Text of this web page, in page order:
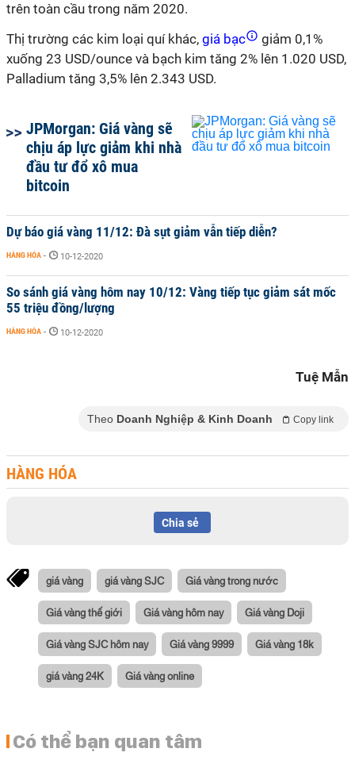
trên toàn cầu trong năm 2020.
Thị trường các kim loại quí khác, giá bạc
giảm 0,1%
xuống 23 USD/ounce và bạch kim tăng 2% lên 1.020 USD,
Palladium tăng 3,5% lên 2.343 USD.
JPMorgan: Giá vàng sẽ
chịu áp lực giảm khi nhà
đầu tư đổ xô mua
bitcoin
Dự báo giá vàng 11/12: Đà sụt giảm vẫn tiếp diễn?
HÀNG HÓA - 10-12-2020
So sánh giá vàng hôm nay 10/12: Vàng tiếp tục giảm sát mốc
55 triệu đồng/lượng
HÀNG HÓA - 10-12-2020
Tuệ Mẫn
Theo Doanh Nghiệp & Kinh Doanh Copy link
HÀNG HÓA
Chia sẻ
giá vàng giá vàng SJC Giá vàng trong nước
Giá vàng thế giới Giá vàng hôm nay Giá vàng Doji
Giá vàng SJC hôm nay Giá vàng 9999 Giá vàng 18k
giá vàng 24K Giá vàng online
Có thể bạn quan tâm